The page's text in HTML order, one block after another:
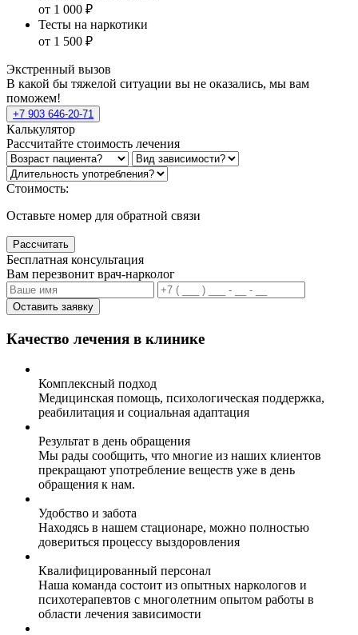
от 1 000 ₽
Тесты на наркотики
от 1 500 ₽
Экстренный вызов
В какой бы тяжелой ситуации вы не оказались, мы вам
поможем!
+7 903 646-20-71
Калькулятор
Рассчитайте стоимость лечения
Стоимость:
Оставьте номер для обратной связи
Рассчитать
Бесплатная консультация
Вам перезвонит врач-нарколог
Оставить заявку
Качество лечения в клинике
Комплексный подход
Медицинская помощь, психологическая поддержка,
реабилитация и социальная адаптация
Результат в день обращения
Мы рады сообщить, что многие из наших клиентов
прекращают употребление веществ уже в день
обращения к нам.
Удобство и забота
Находясь в нашем стационаре, можно полностью
довериться процессу выздоровления
Квалифицированный персонал
Наша команда состоит из опытных наркологов и
психотерапевтов с многолетним опытом работы в
области лечения зависимости